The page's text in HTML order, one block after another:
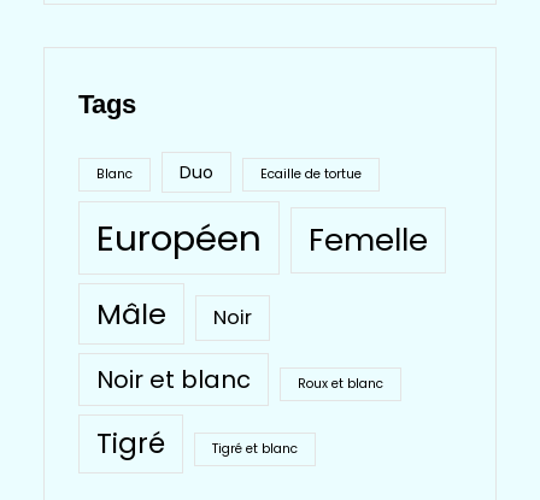
C
H
Tags
Blanc Duo Ecaille de tortue
Européen Femelle
Mâle Noir
Noir et blanc Roux et blanc
Tigré Tigré et blanc